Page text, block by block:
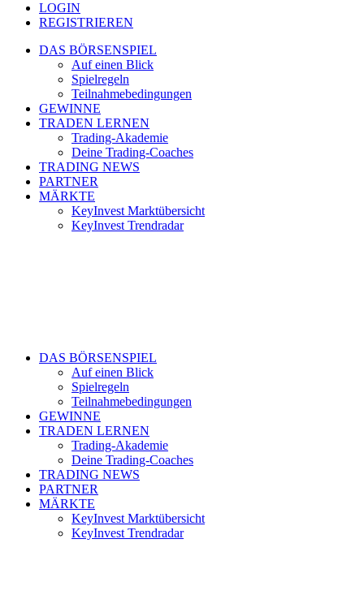
LOGIN
REGISTRIEREN
DAS BÖRSENSPIEL
Auf einen Blick
Spielregeln
Teilnahmebedingungen
GEWINNE
TRADEN LERNEN
Trading-Akademie
Deine Trading-Coaches
TRADING NEWS
PARTNER
MÄRKTE
KeyInvest Marktübersicht
KeyInvest Trendradar
DAS BÖRSENSPIEL
Auf einen Blick
Spielregeln
Teilnahmebedingungen
GEWINNE
TRADEN LERNEN
Trading-Akademie
Deine Trading-Coaches
TRADING NEWS
PARTNER
MÄRKTE
KeyInvest Marktübersicht
KeyInvest Trendradar